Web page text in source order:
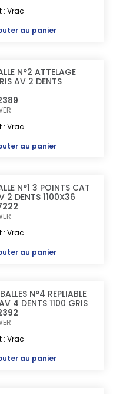
: Vrac
au panier
N°2 ATTELAGE
AV 2 DENTS
: Vrac
au panier
N°1 3 POINTS CAT
2 DENTS 1100X36
: Vrac
au panier
N°4 REPLIABLE
4 DENTS 1100 GRIS
: Vrac
au panier